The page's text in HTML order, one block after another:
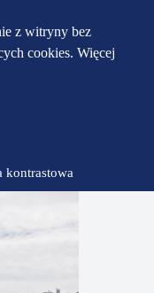
z witryny bez
cookies. Więcej
kontrastowa